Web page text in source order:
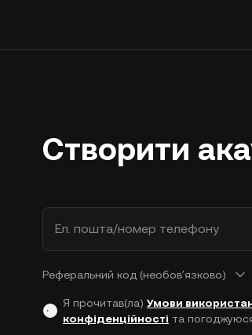
Створити
Ел. пошта/номер телефону
Реферальний код (необовʼязково)
Я прочитав(ла) Умови
конфіденційності та